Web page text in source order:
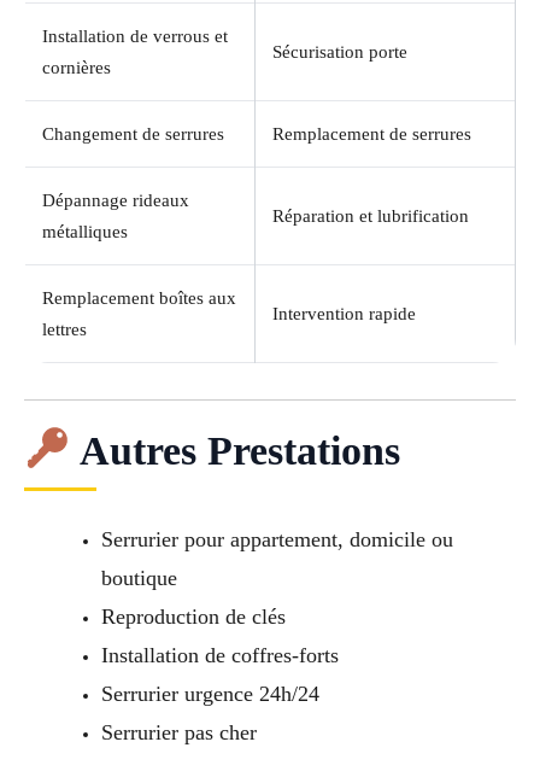
Installation de verrous et
cornières
Sécurisation porte
Changement de serrures Remplacement de serrures
Dépannage rideaux
métalliques
Réparation et lubrification
Remplacement boîtes aux
lettres
Intervention rapide
Autres Prestations
Serrurier pour appartement, domicile ou
boutique
Reproduction de clés
Installation de coffres-forts
Serrurier urgence 24h/24
Serrurier pas cher